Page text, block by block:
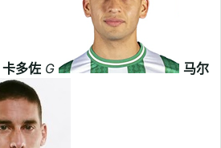
卡多佐 G 马尔